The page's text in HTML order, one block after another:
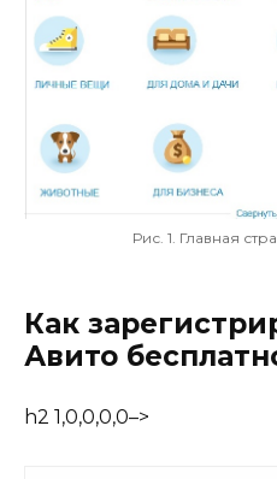
Рис. 1. Главная
Как
Авито
h2 1,0,0,0,0–>